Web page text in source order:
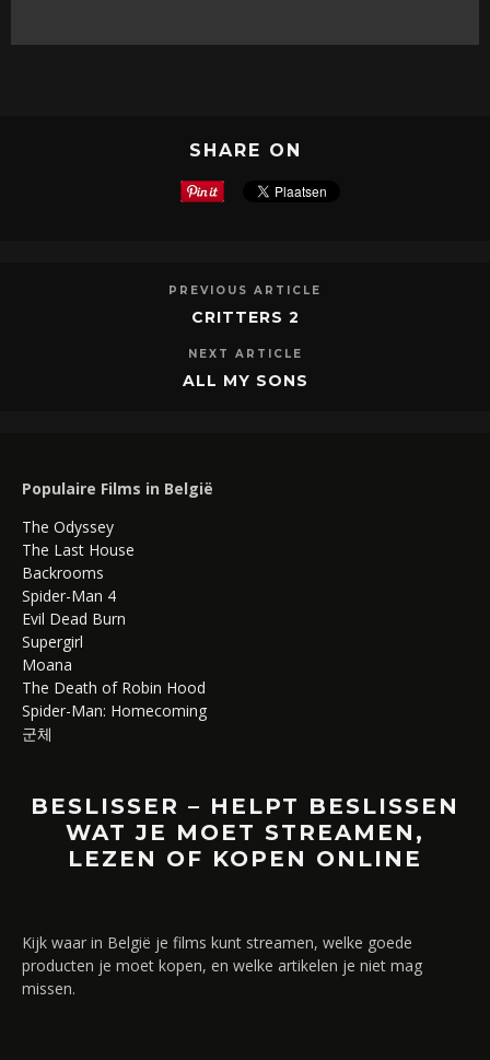
SHARE ON
PREVIOUS ARTICLE
CRITTERS 2
NEXT ARTICLE
ALL MY SONS
Populaire Films in België
The Odyssey
The Last House
Backrooms
Spider-Man 4
Evil Dead Burn
Supergirl
Moana
The Death of Robin Hood
Spider-Man: Homecoming
군체
BESLISSER – HELPT BESLISSEN
WAT JE MOET STREAMEN,
LEZEN OF KOPEN ONLINE
Kijk waar in België je films kunt streamen, welke goede
producten je moet kopen, en welke artikelen je niet mag
missen.